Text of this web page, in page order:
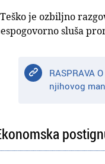
je ozbiljno
sluša
RASPRAVA
njihovog